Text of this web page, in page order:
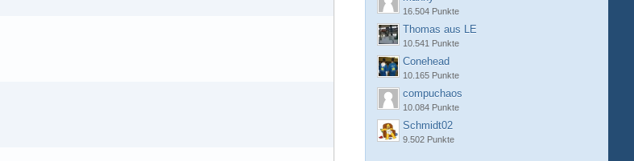
16.504 Punkte
Thomas aus LE
10.541 Punkte
Conehead
10.165 Punkte
compuchaos
10.084 Punkte
Schmidt02
9.502 Punkte